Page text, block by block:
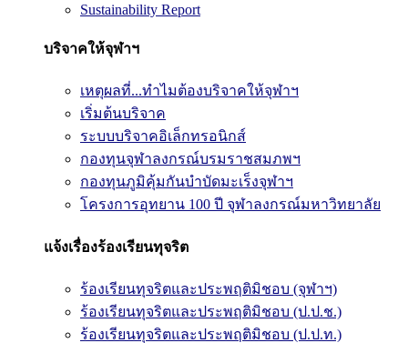
Sustainability Report
บริจาคให้จุฬาฯ
เหตุผลที่...ทำไมต้องบริจาคให้จุฬาฯ
เริ่มต้นบริจาค
ระบบบริจาคอิเล็กทรอนิกส์
กองทุนจุฬาลงกรณ์บรมราชสมภพฯ
กองทุนภูมิคุ้มกันบำบัดมะเร็งจุฬาฯ
โครงการอุทยาน 100 ปี จุฬาลงกรณ์มหาวิทยาลัย
แจ้งเรื่องร้องเรียนทุจริต
ร้องเรียนทุจริตและประพฤติมิชอบ (จุฬาฯ)
ร้องเรียนทุจริตและประพฤติมิชอบ (ป.ป.ช.)
ร้องเรียนทุจริตและประพฤติมิชอบ (ป.ป.ท.)